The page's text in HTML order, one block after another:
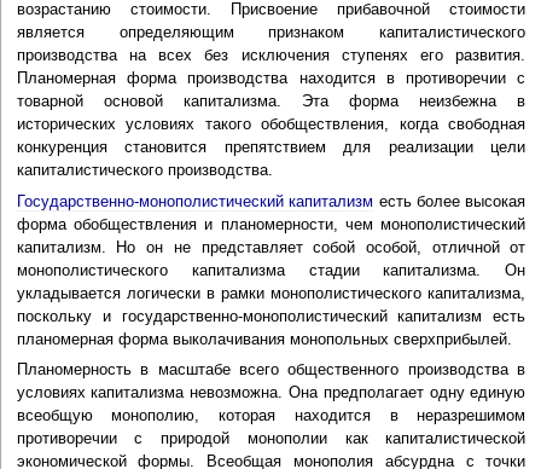
возрастанию стоимости. Присвоение прибавочной стоимости
является определяющим признаком капиталистического
производства на всех без исключения ступенях его развития.
Планомерная форма производства находится в противоречии с
товарной основой капитализма. Эта форма неизбежна в
исторических условиях такого обобществления, когда свободная
конкуренция становится препятствием для реализации цели
капиталистического производства.
Государственно-монополистический капитализм есть более высокая
форма обобществления и планомерности, чем монополистический
капитализм. Но он не представляет собой особой, отличной от
монополистического капитализма стадии капитализма. Он
укладывается логически в рамки монополистического капитализма,
поскольку и государственно-монополистический капитализм есть
планомерная форма выколачивания монопольных сверхприбылей.
Планомерность в масштабе всего общественного производства в
условиях капитализма невозможна. Она предполагает одну единую
всеобщую монополию, которая находится в неразрешимом
противоречии с природой монополии как капиталистической
экономической формы. Всеобщая монополия абсурдна с точки